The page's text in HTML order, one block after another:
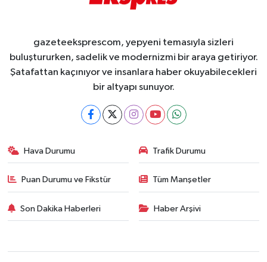
gazeteeksprescom, yepyeni temasıyla sizleri
buluştururken, sadelik ve modernizmi bir araya getiriyor.
Şatafattan kaçınıyor ve insanlara haber okuyabilecekleri
bir altyapı sunuyor.
Hava Durumu Trafik Durumu
Puan Durumu ve Fikstür Tüm Manşetler
Son Dakika Haberleri Haber Arşivi